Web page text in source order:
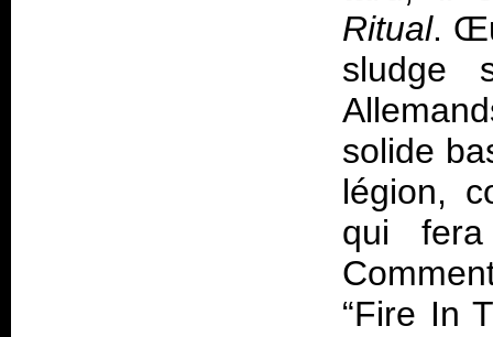
Ritual.
sludge
solide
légion,
qui
“Fire In